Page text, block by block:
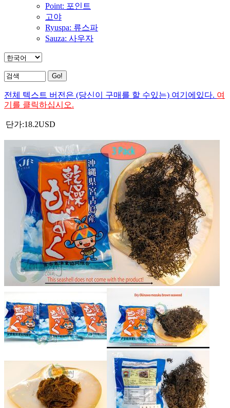
Point: 포인트
고야
Ryuspa: 류스파
Sauza: 사우자
전체 텍스트 버전은 (당신이 구매를 할 수있는) 여기에있다. 여
기를 클릭하십시오.
단가:18.2USD